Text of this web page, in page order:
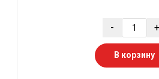
- +
В корзину